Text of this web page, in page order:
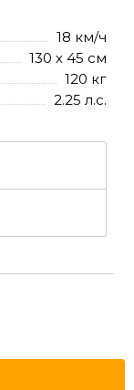
18 км/ч
130 х 45 см
120 кг
2.25 л.с.